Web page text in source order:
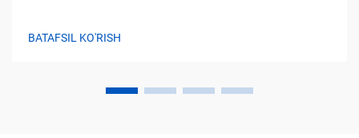
BATAFSIL KO'RISH